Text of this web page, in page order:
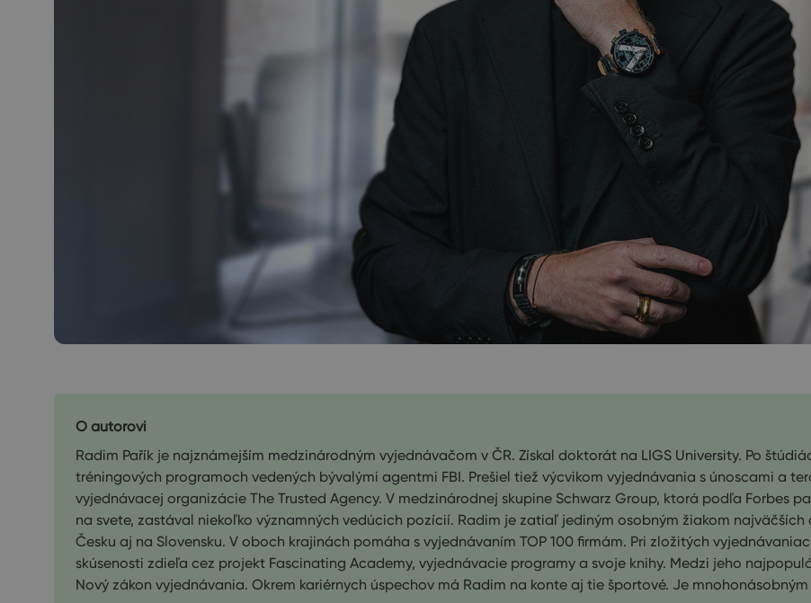
O autorovi
Radim Pařík je najznámejším medzinárodným vyjednávačom v ČR. Získal doktorát na LIGS University. Po
tréningových programoch vedených bývalými agentmi FBI. Prešiel tiež výcvikom vyjednávania s únoscami a
vyjednávacej organizácie The Trusted Agency. V medzinárodnej skupine Schwarz Group, ktorá podľa Forbes
na svete, zastával niekoľko významných vedúcich pozícií. Radim je zatiaľ jediným osobným žiakom
Česku aj na Slovensku. V oboch krajinách pomáha s vyjednávaním TOP 100 firmám. Pri zložitých
skúsenosti zdieľa cez projekt Fascinating Academy, vyjednávacie programy a svoje knihy. Medzi jeho
Nový zákon vyjednávania. Okrem kariérnych úspechov má Radim na konte aj tie športové. Je